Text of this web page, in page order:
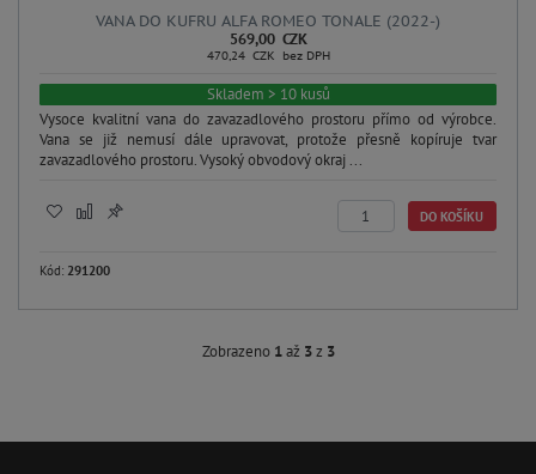
VANA DO KUFRU ALFA ROMEO TONALE (2022-)
569,00 CZK
470,24 CZK bez DPH
Skladem > 10 kusů
Vysoce kvalitní vana do zavazadlového prostoru přímo od výrobce.
Vana se již nemusí dále upravovat, protože přesně kopíruje tvar
zavazadlového prostoru. Vysoký obvodový okraj ...
DO KOŠÍKU
Kód: 291200
Zobrazeno 1až 3z 3